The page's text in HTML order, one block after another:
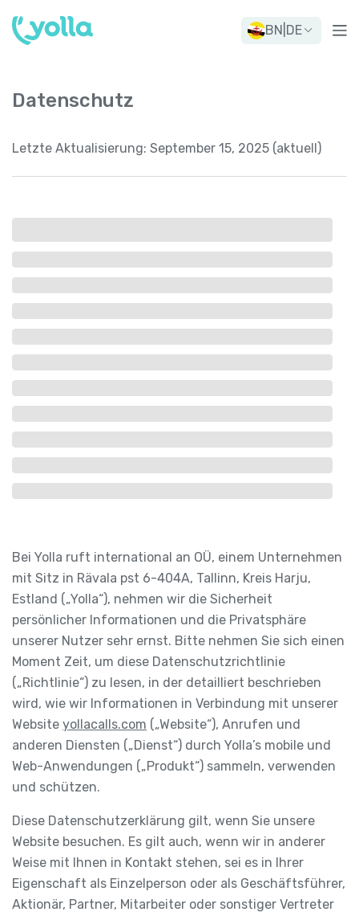
BN DE
Datenschutz
Letzte Aktualisierung: September 15, 2025 (aktuell)
Bei Yolla ruft international an OÜ, einem Unternehmen
mit Sitz in Rävala pst 6-404A, Tallinn, Kreis Harju,
Estland („Yolla“), nehmen wir die Sicherheit
persönlicher Informationen und die Privatsphäre
unserer Nutzer sehr ernst. Bitte nehmen Sie sich einen
Moment Zeit, um diese Datenschutzrichtlinie
(„Richtlinie“) zu lesen, in der detailliert beschrieben
wird, wie wir Informationen in Verbindung mit unserer
Website yollacalls.com („Website“), Anrufen und
anderen Diensten („Dienst“) durch Yolla’s mobile und
Web-Anwendungen („Produkt“) sammeln, verwenden
und schützen.
Diese Datenschutzerklärung gilt, wenn Sie unsere
Website besuchen. Es gilt auch, wenn wir in anderer
Weise mit Ihnen in Kontakt stehen, sei es in Ihrer
Eigenschaft als Einzelperson oder als Geschäftsführer,
Aktionär, Partner, Mitarbeiter oder sonstiger Vertreter